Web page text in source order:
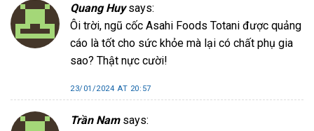
Quang Huy says:
Ôi trời, ngũ cốc Asahi Foods Totani được quảng
cáo là tốt cho sức khỏe mà lại có chất phụ gia
sao? Thật nực cười!
23/01/2024 AT 20:57
Trần Nam says: